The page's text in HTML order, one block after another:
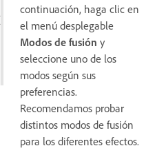
continuación, haga clic en
el menú desplegable
Modos de fusión y
seleccione uno de los
modos según sus
preferencias.
Recomendamos probar
distintos modos de fusión
para los diferentes efectos.